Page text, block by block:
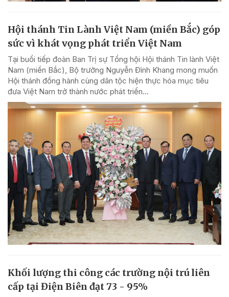
Hội thánh Tin Lành Việt Nam (miền Bắc) góp
sức vì khát vọng phát triển Việt Nam
Tại buổi tiếp đoàn Ban Trị sự Tổng hội Hội thánh Tin lành Việt
Nam (miền Bắc), Bộ trưởng Nguyễn Đình Khang mong muốn
Hội thánh đồng hành cùng dân tộc hiện thực hóa mục tiêu
đưa Việt Nam trở thành nước phát triển...
Khối lượng thi công các trường nội trú liên
cấp tại Điện Biên đạt 73 - 95%